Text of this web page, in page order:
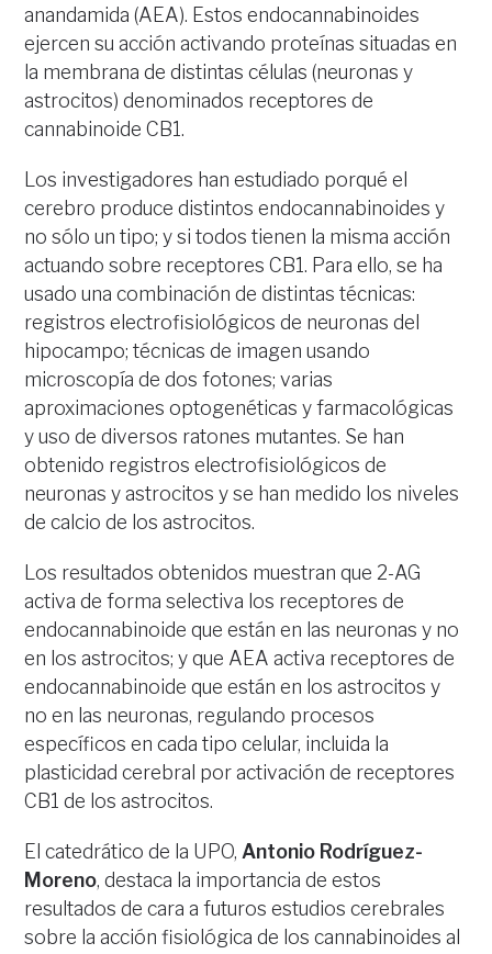
anandamida (AEA). Estos endocannabinoides
ejercen su acción activando proteínas situadas en
la membrana de distintas células (neuronas y
astrocitos) denominados receptores de
cannabinoide CB1.
Los investigadores han estudiado porqué el
cerebro produce distintos endocannabinoides y
no sólo un tipo; y si todos tienen la misma acción
actuando sobre receptores CB1. Para ello, se ha
usado una combinación de distintas técnicas:
registros electrofisiológicos de neuronas del
hipocampo; técnicas de imagen usando
microscopía de dos fotones; varias
aproximaciones optogenéticas y farmacológicas
y uso de diversos ratones mutantes. Se han
obtenido registros electrofisiológicos de
neuronas y astrocitos y se han medido los niveles
de calcio de los astrocitos.
Los resultados obtenidos muestran que 2-AG
activa de forma selectiva los receptores de
endocannabinoide que están en las neuronas y no
en los astrocitos; y que AEA activa receptores de
endocannabinoide que están en los astrocitos y
no en las neuronas, regulando procesos
específicos en cada tipo celular, incluida la
plasticidad cerebral por activación de receptores
CB1 de los astrocitos.
El catedrático de la UPO,Antonio Rodríguez-
Moreno, destaca la importancia de estos
resultados de cara a futuros estudios cerebrales
sobre la acción fisiológica de los cannabinoides al